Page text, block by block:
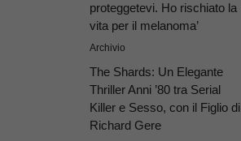
proteggetevi. Ho rischiato la
vita per il melanoma’
Archivio
The Shards: Un Elegante
Thriller Anni ’80 tra Serial
Killer e Sesso, con il Figlio di
Richard Gere